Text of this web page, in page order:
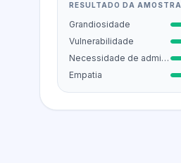
RESULTADO DA AMOSTRA
Grandiosidade
Vulnerabilidade
Necessidade de admiração
Empatia